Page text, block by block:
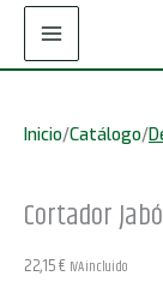
Inicio/Catálogo/
Cortador
22,15€ IVA incluido
Madera
Antiguo